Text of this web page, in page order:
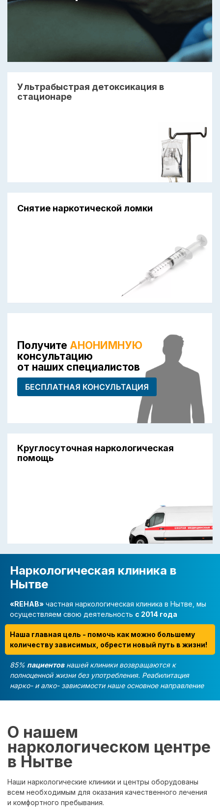
Ультрабыстрая детоксикация в
стационаре
Снятие наркотической ломки
Получите АНОНИМНУЮ
консультацию
от наших специалистов
БЕСПЛАТНАЯ КОНСУЛЬТАЦИЯ
Круглосуточная наркологическая
помощь
Наркологическая клиника в
Нытве
«REHAB» частная наркологическая клиника в Нытве, мы
осуществляем свою деятельность с 2014 года
Наша главная цель - помочь как можно большему
количеству зависимых, обрести новый путь в жизни!
85% пациентовнашей клиники возвращаются к
полноценной жизни без употребления. Реабилитация
нарко- и алко- зависимости наше основное направление
О нашем
наркологическом центре
в Нытве
Наши наркологические клиники и центры оборудованы
всем необходимым для оказания качественного лечения
и комфортного пребывания.